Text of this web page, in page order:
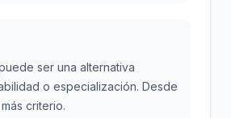
ser una alternativa
o especialización. Desde
criterio.